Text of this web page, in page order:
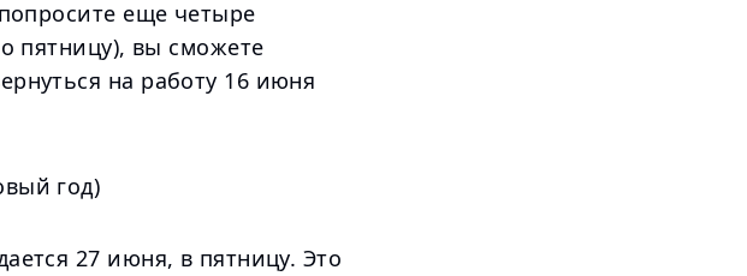
еще четыре
пятницу), вы сможете
на работу 16 июня
год)
27 июня, в пятницу. Это